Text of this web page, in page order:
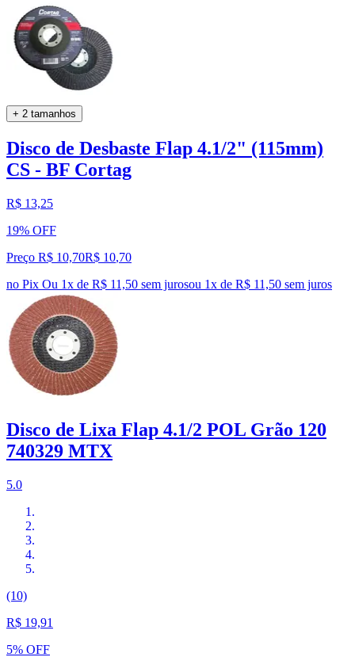
+ 2 tamanhos
Disco de Desbaste Flap 4.1/2" (115mm)
CS - BF Cortag
R$ 13,25
19% OFF
Preço R$ 10,70R$ 10,70
no Pix Ou 1x de R$ 11,50 sem jurosou 1x de R$ 11,50 sem juros
Disco de Lixa Flap 4.1/2 POL Grão 120
740329 MTX
5.0
(10)
R$ 19,91
5% OFF